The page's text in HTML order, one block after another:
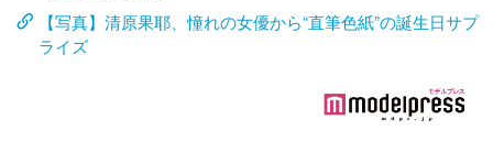
【写真】清原果耶、憧れの女優から“直筆色紙”の誕生日サプ
ライズ